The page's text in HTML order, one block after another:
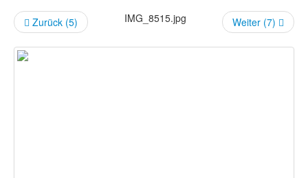
Presse
Zurück (5) IMG_8515.jpg Weiter (7)